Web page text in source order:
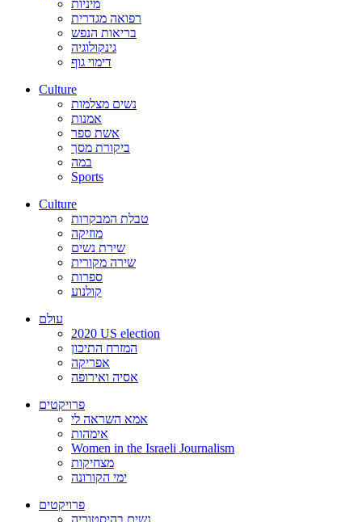
מיניות
רפואה מגדרית
בריאות הנפש
גינקולוגיה
דימוי גוף
Culture
נשים מצלמות
אמנות
אשת ספר
ביקורת מסך
במה
Sports
Culture
טבלת המבקרות
מוזיקה
שירת נשים
שירה מקורית
ספרות
קולנוע
עולם
2020 US election
המזרח התיכון
אפריקה
אסיה ואירופה
פרויקטים
אמא השראה לי
אימהות
Women in the Israeli Journalism
מצחיקות
ימי הקורונה
פרויקטים
נשים בהיסטוריה